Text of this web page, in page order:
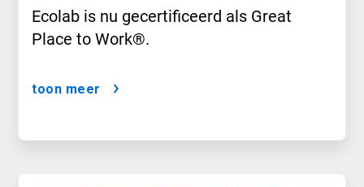
Ecolab is nu gecertificeerd als Great
Place to Work®.
toon meer